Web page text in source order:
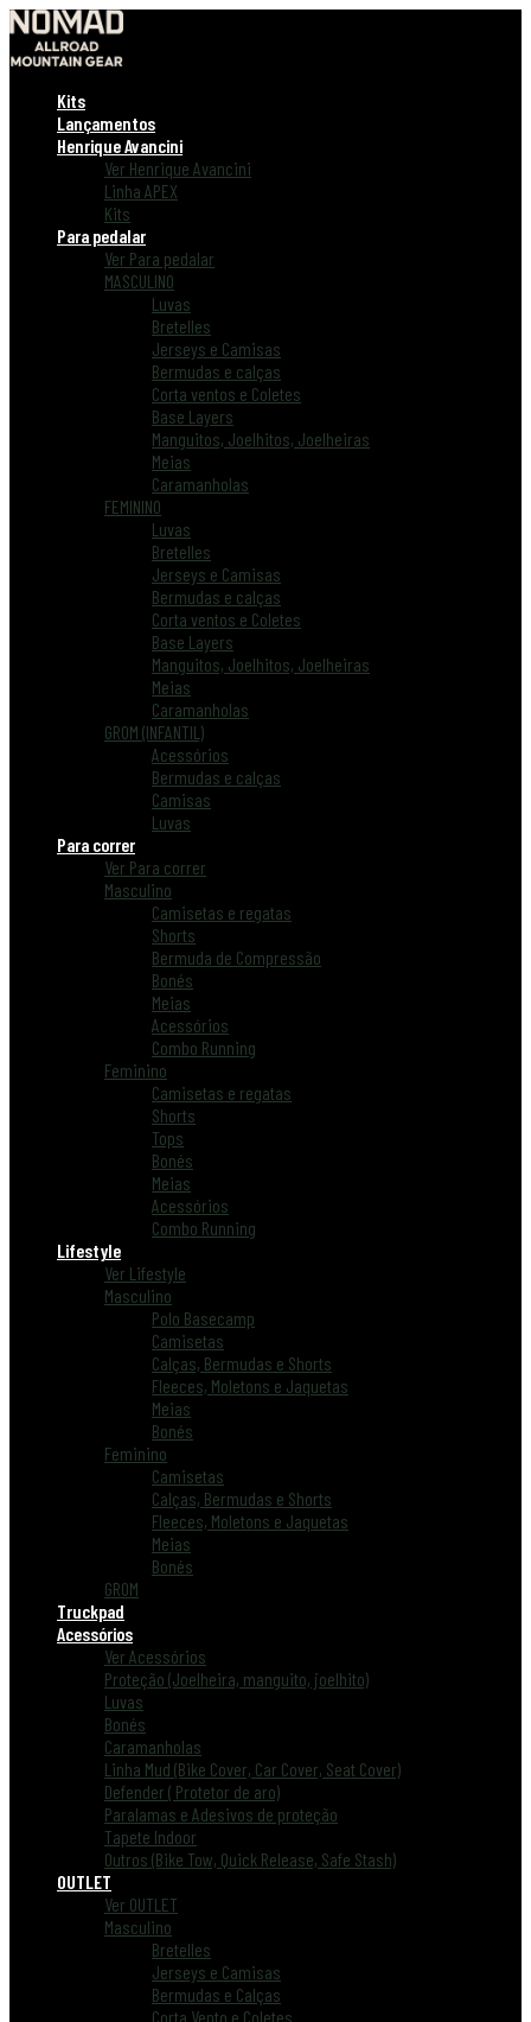
Kits
Lançamentos
Henrique Avancini
Ver Henrique Avancini
Linha APEX
Kits
Para pedalar
Ver Para pedalar
MASCULINO
Luvas
Bretelles
Jerseys e Camisas
Bermudas e calças
Corta ventos e Coletes
Base Layers
Manguitos, Joelhitos, Joelheiras
Meias
Caramanholas
FEMININO
Luvas
Bretelles
Jerseys e Camisas
Bermudas e calças
Corta ventos e Coletes
Base Layers
Manguitos, Joelhitos, Joelheiras
Meias
Caramanholas
GROM (INFANTIL)
Acessórios
Bermudas e calças
Camisas
Luvas
Para correr
Ver Para correr
Masculino
Camisetas e regatas
Shorts
Bermuda de Compressão
Bonés
Meias
Acessórios
Combo Running
Feminino
Camisetas e regatas
Shorts
Tops
Bonés
Meias
Acessórios
Combo Running
Lifestyle
Ver Lifestyle
Masculino
Polo Basecamp
Camisetas
Calças, Bermudas e Shorts
Fleeces, Moletons e Jaquetas
Meias
Bonés
Feminino
Camisetas
Calças, Bermudas e Shorts
Fleeces, Moletons e Jaquetas
Meias
Bonés
GROM
Truckpad
Acessórios
Ver Acessórios
Proteção (Joelheira, manguito, joelhito)
Luvas
Bonés
Caramanholas
Linha Mud (Bike Cover, Car Cover, Seat Cover)
Defender ( Protetor de aro)
Paralamas e Adesivos de proteção
Tapete Indoor
Outros (Bike Tow, Quick Release, Safe Stash)
OUTLET
Ver OUTLET
Masculino
Bretelles
Jerseys e Camisas
Bermudas e Calças
Corta Vento e Coletes